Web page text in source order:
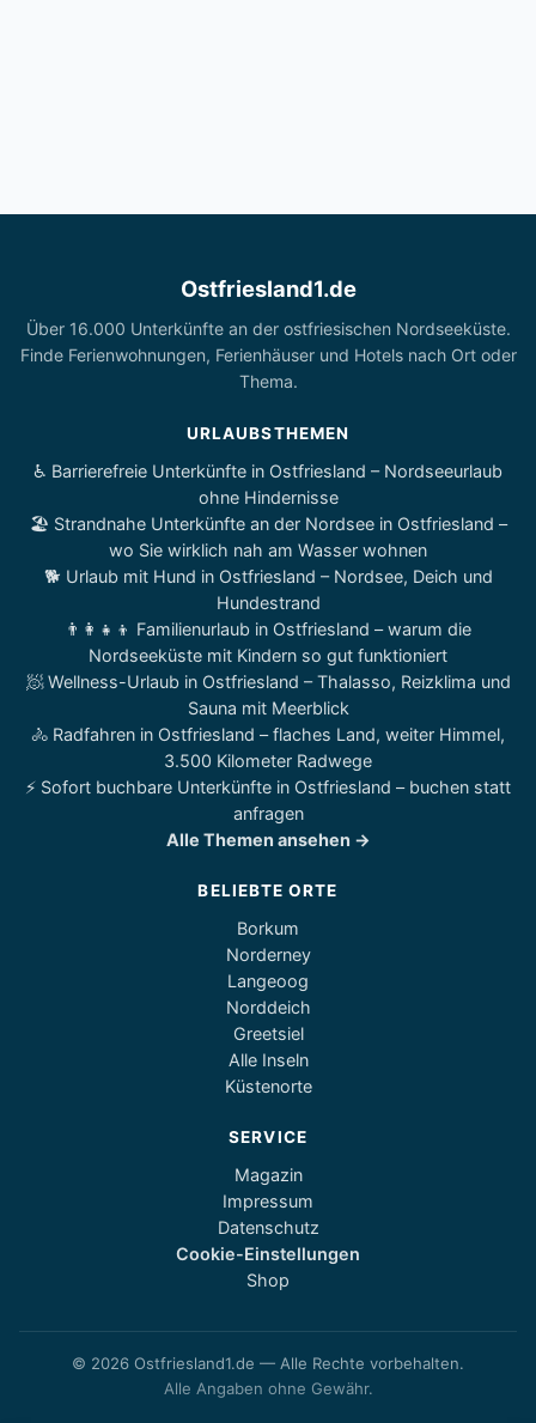
Ostfriesland1.de
Über 16.000 Unterkünfte an der ostfriesischen Nordseeküste.
Finde Ferienwohnungen, Ferienhäuser und Hotels nach Ort oder
Thema.
URLAUBSTHEMEN
♿ Barrierefreie Unterkünfte in Ostfriesland – Nordseeurlaub
ohne Hindernisse
🏖️ Strandnahe Unterkünfte an der Nordsee in Ostfriesland –
wo Sie wirklich nah am Wasser wohnen
🐕 Urlaub mit Hund in Ostfriesland – Nordsee, Deich und
Hundestrand
👨‍👩‍👧‍👦 Familienurlaub in Ostfriesland – warum die
Nordseeküste mit Kindern so gut funktioniert
🧖 Wellness-Urlaub in Ostfriesland – Thalasso, Reizklima und
Sauna mit Meerblick
🚴 Radfahren in Ostfriesland – flaches Land, weiter Himmel,
3.500 Kilometer Radwege
⚡ Sofort buchbare Unterkünfte in Ostfriesland – buchen statt
anfragen
Alle Themen ansehen →
BELIEBTE ORTE
Borkum
Norderney
Langeoog
Norddeich
Greetsiel
Alle Inseln
Küstenorte
SERVICE
Magazin
Impressum
Datenschutz
Cookie-Einstellungen
Shop
© 2026 Ostfriesland1.de — Alle Rechte vorbehalten.
Alle Angaben ohne Gewähr.